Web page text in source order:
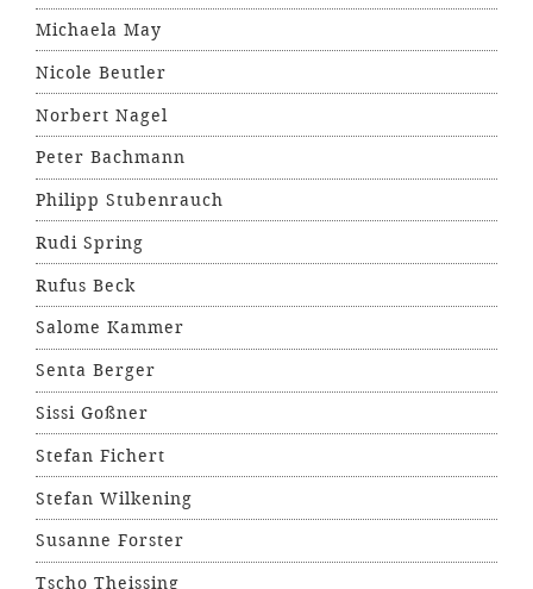
Michaela May
Nicole Beutler
Norbert Nagel
Peter Bachmann
Philipp Stubenrauch
Rudi Spring
Rufus Beck
Salome Kammer
Senta Berger
Sissi Goßner
Stefan Fichert
Stefan Wilkening
Susanne Forster
Tscho Theissing